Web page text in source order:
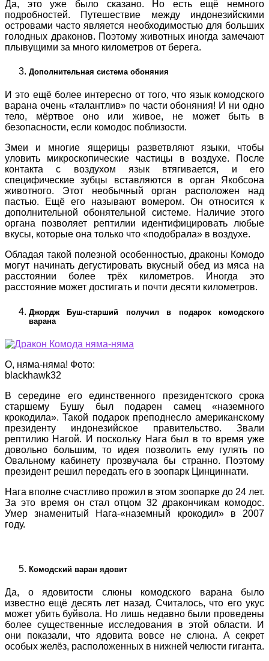
Да, это уже было сказано. Но есть ещё немного
подробностей. Путешествие между индонезийскими
островами часто является необходимостью для больших
голодных драконов. Поэтому животных иногда замечают
плывущими за много километров от берега.
Дополнительная система обоняния
И это ещё более интересно от того, что язык комодского
варана очень «талантлив» по части обоняния! И ни одно
тело, мёртвое оно или живое, не может быть в
безопасности, если комодос поблизости.
Змеи и многие ящерицы разветвляют языки, чтобы
уловить микроскопические частицы в воздухе. После
контакта с воздухом язык втягивается, и его
специфические зубцы вставляются в орган Якобсона
животного. Этот необычный орган расположен над
пастью. Ещё его называют вомером. Он относится к
дополнительной обонятельной системе. Наличие этого
органа позволяет рептилии идентифицировать любые
вкусы, которые она только что «подобрала» в воздухе.
Обладая такой полезной особенностью, драконы Комодо
могут начинать дегустировать вкусный обед из мяса на
расстоянии более трёх километров. Иногда это
расстояние может достигать и почти десяти километров.
Джордж Буш-старший получил в подарок комодского
варана
О, няма-няма! Фото:
blackhawk32
В середине его единственного президентского срока
старшему Бушу был подарен самец «наземного
крокодила». Такой подарок преподнесло американскому
президенту индонезийское правительство. Звали
рептилию Нагой. И поскольку Нага был в то время уже
довольно большим, то идея позволить ему гулять по
Овальному кабинету прозвучала бы странно. Поэтому
президент решил передать его в зоопарк Цинциннати.
Нага вполне счастливо прожил в этом зоопарке до 24 лет.
За это время он стал отцом 32 дракончикам комодос.
Умер знаменитый Нага-«наземный крокодил» в 2007
году.
Комодский варан ядовит
Да, о ядовитости слюны комодского варана было
известно ещё десять лет назад. Считалось, что его укус
может убить буйвола. Но лишь недавно были проведены
более существенные исследования в этой области. И
они показали, что ядовита вовсе не слюна. А секрет
особых желёз, расположенных в нижней челюсти гиганта.